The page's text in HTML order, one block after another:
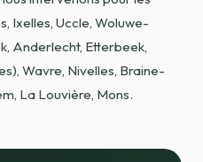
Ixelles, Uccle, Woluwe-
Anderlecht, Etterbeek,
Wavre, Nivelles, Braine-
La Louvière, Mons.